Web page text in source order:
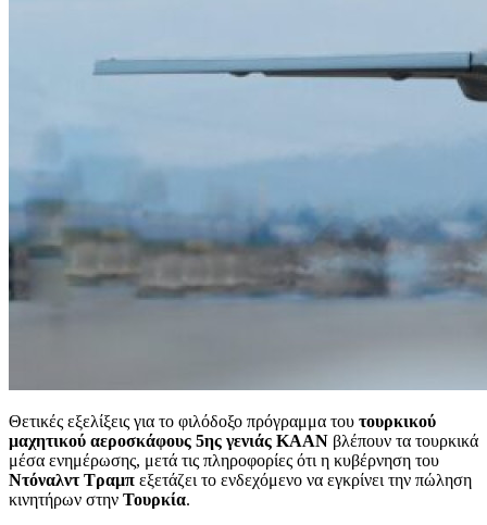
Θετικές εξελίξεις για το φιλόδοξο πρόγραμμα του τουρκικού
μαχητικού αεροσκάφους 5ης γενιάς KAAN βλέπουν τα τουρκικά
μέσα ενημέρωσης, μετά τις πληροφορίες ότι η κυβέρνηση του
Ντόναλντ Τραμπ εξετάζει το ενδεχόμενο να εγκρίνει την πώληση
κινητήρων στην Τουρκία.